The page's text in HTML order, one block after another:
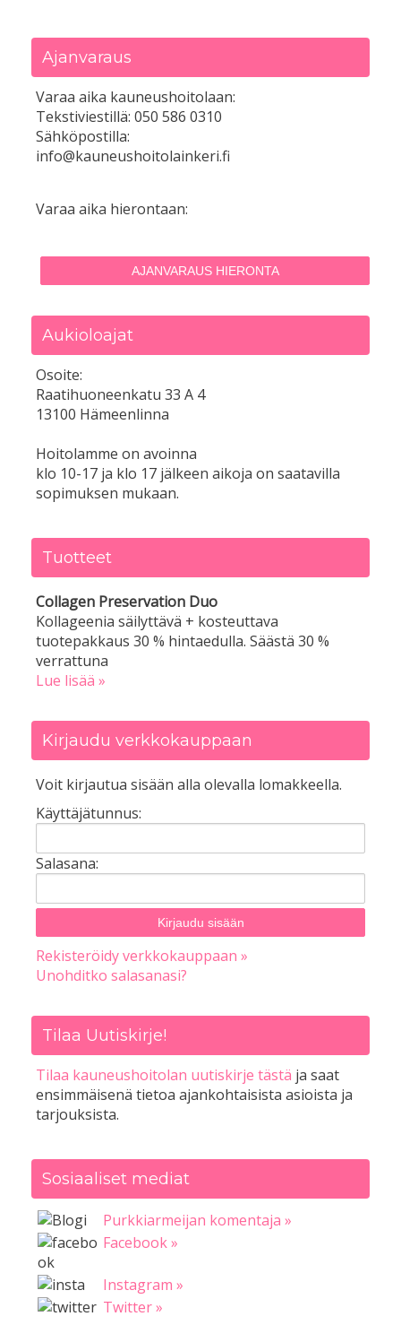
Ajanvaraus
Varaa aika kauneushoitolaan:
Tekstiviestillä: 050 586 0310
Sähköpostilla:
info@kauneushoitolainkeri.fi
Varaa aika hierontaan:
AJANVARAUS HIERONTA
Aukioloajat
Osoite:
Raatihuoneenkatu 33 A 4
13100 Hämeenlinna
Hoitolamme on avoinna
klo 10-17 ja klo 17 jälkeen aikoja on saatavilla
sopimuksen mukaan.
Tuotteet
Collagen Preservation Duo
Kollageenia säilyttävä + kosteuttava
tuotepakkaus 30 % hintaedulla. Säästä 30 %
verrattuna
Lue lisää »
Kirjaudu verkkokauppaan
Voit kirjautua sisään alla olevalla lomakkeella.
Käyttäjätunnus:
Salasana:
Rekisteröidy verkkokauppaan »
Unohditko salasanasi?
Tilaa Uutiskirje!
Tilaa kauneushoitolan uutiskirje tästä ja saat
ensimmäisenä tietoa ajankohtaisista asioista ja
tarjouksista.
Sosiaaliset mediat
Purkkiarmeijan komentaja »
Facebook »
Instagram »
Twitter »